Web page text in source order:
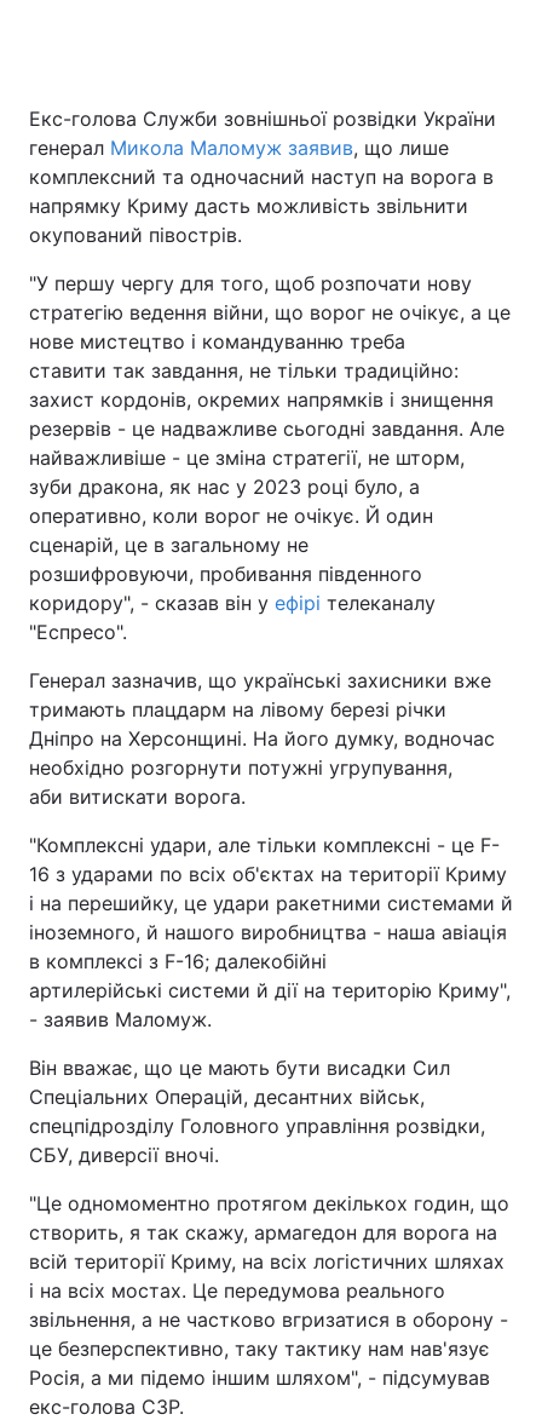
Екс-голова Служби зовнішньої розвідки України
генерал Микола Маломуж заявив, що лише
комплексний та одночасний наступ на ворога в
напрямку Криму дасть можливість звільнити
окупований півострів.
"У першу чергу для того, щоб розпочати нову
стратегію ведення війни, що ворог не очікує, а це
нове мистецтво і командуванню треба
ставити так завдання, не тільки традиційно:
захист кордонів, окремих напрямків і знищення
резервів - це надважливе сьогодні завдання. Але
найважливіше - це зміна стратегії, не шторм,
зуби дракона, як нас у 2023 році було, а
оперативно, коли ворог не очікує. Й один
сценарій, це в загальному не
розшифровуючи, пробивання південного
коридору", - сказав він у ефірі телеканалу
"Еспресо".
Генерал зазначив, що українські захисники вже
тримають плацдарм на лівому березі річки
Дніпро на Херсонщині. На його думку, водночас
необхідно розгорнути потужні угрупування,
аби витискати ворога.
"Комплексні удари, але тільки комплексні - це F-
16 з ударами по всіх об'єктах на території Криму
і на перешийку, це удари ракетними системами й
іноземного, й нашого виробництва - наша авіація
в комплексі з F-16; далекобійні
артилерійські системи й дії на територію Криму",
- заявив Маломуж.
Він вважає, що це мають бути висадки Сил
Спеціальних Операцій, десантних військ,
спецпідрозділу Головного управління розвідки,
СБУ, диверсії вночі.
"Це одномоментно протягом декількох годин, що
створить, я так скажу, армагедон для ворога на
всій території Криму, на всіх логістичних шляхах
і на всіх мостах. Це передумова реального
звільнення, а не частково вгризатися в оборону -
це безперспективно, таку тактику нам нав'язує
Росія, а ми підемо іншим шляхом", - підсумував
екс-голова СЗР.